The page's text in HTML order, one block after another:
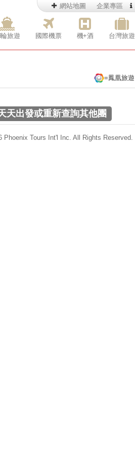
旅遊 國際機票 機+酒 台灣旅遊
網站地圖 企業專區
=鳳凰旅遊
天出發或重新查詢其他團
Tours Int'l Inc. All Rights Reserved.